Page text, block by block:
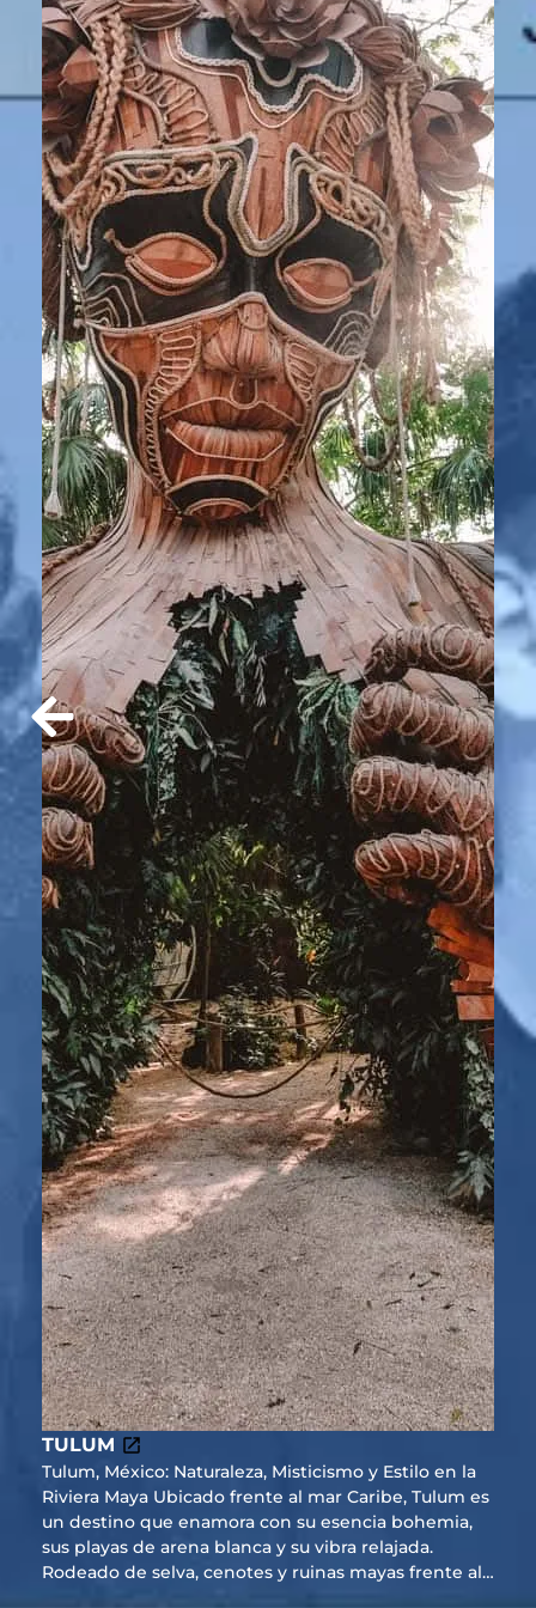
TULUM
Tulum, México: Naturaleza, Misticismo y Estilo en la
Riviera Maya Ubicado frente al mar Caribe, Tulum es
un destino que enamora con su esencia bohemia,
sus playas de arena blanca y su vibra relajada.
Rodeado de selva, cenotes y ruinas mayas frente al